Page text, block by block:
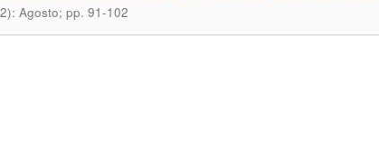
Agosto; pp. 91-102